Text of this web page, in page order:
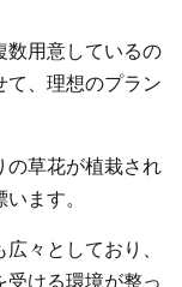
数用意しているの
て、理想のプラン
の草花が植栽され
ます。
々としており、
受ける環境が整っ